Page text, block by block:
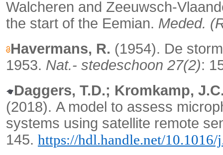
Walcheren and Zeeuwsch-
the start of the Eemian. Meded.
Havermans, R. (1954). De
1953. Nat.- stedeschoon 27(2):
Daggers, T.D.; Kromkamp,
(2018). A model to assess
systems using satellite remote
145. https://hdl.handle.net/10.1016/